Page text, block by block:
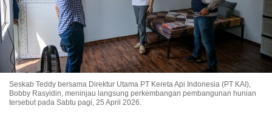
Seskab Teddy bersama Direktur Utama PT Kereta Api Indonesia (PT KAI),
Bobby Rasyidin, meninjau langsung perkembangan pembangunan hunian
tersebut pada Sabtu pagi, 25 April 2026.